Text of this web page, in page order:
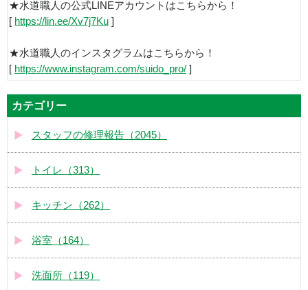
★水道職人の公式LINEアカウントはこちらから！
[ https://lin.ee/Xv7j7Ku ]
★水道職人のインスタグラムはこちらから！
[ https://www.instagram.com/suido_pro/ ]
カテゴリー
スタッフの修理報告（2045）
トイレ（313）
キッチン（262）
浴室（164）
洗面所（119）